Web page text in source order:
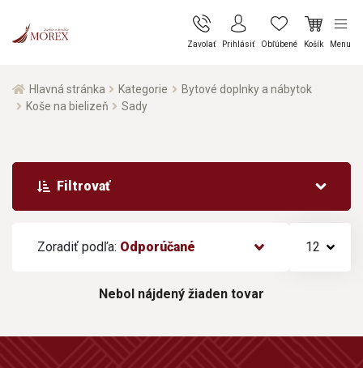
Zavolať Prihlásiť Obľúbené Košík Menu
Hlavná stránka Kategorie
Bytové doplnky a nábytok
Koše na bielizeň
Sady
Zoradiť podľa: Odporúčané 12
Filtrovať
Nebol nájdený žiaden tovar